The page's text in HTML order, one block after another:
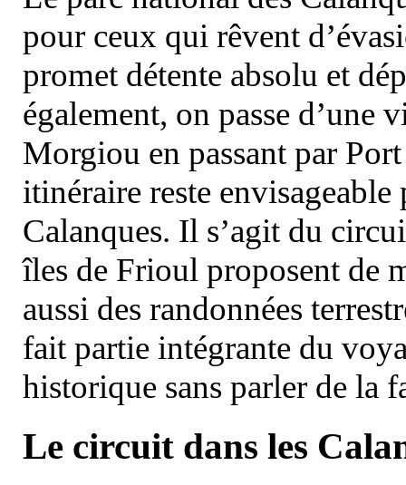
pour ceux qui rêvent
promet détente absolu et
également, on passe d’une
Morgiou en passant par
itinéraire reste
Calanques. Il s’agit du
îles de Frioul proposent de
aussi des randonnées
fait partie intégrante du
historique sans parler de la
Le circuit dans les